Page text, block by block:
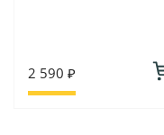
2 590 ₽